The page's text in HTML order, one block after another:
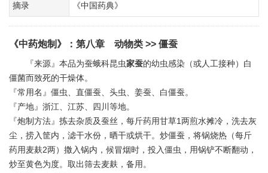
摘录 《中国药典》
《中药炮制》 ： 第八章 动物类 >> 僵蚕
『来源』本品为蚕蛾科昆虫家蚕的幼虫感染（或人工接种）白
僵菌而致死的干燥体。
『常用名』僵虫、直僵蚕、头虫、姜蚕、白僵蚕。
『产地』浙江、江苏、四川等地。
『炮制方法』拣去杂质及蚕丝，每斤药用甘草1两煎水摊冷，洗去灰
尘，捞入筐内，滤干水份，晒干或烘干。炒僵蚕，将锅烧热（每斤
药用麦麸2两）撒入锅内，候冒烟时，投入僵虫，用锅铲不断翻动，
炒至黄色为度。取出筛去麦麸，备用。